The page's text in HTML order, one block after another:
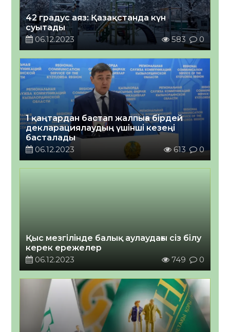
42 градус аяз: Қазақстанда күн
суытады
06.12.2023
583 0
1 қаңтардан бастап жалпыға бірдей
декларациялаудың үшінші кезеңі
басталады
06.12.2023
613 0
Қыс мезгілінде балық аулаудағы сіз білу
керек ережелер
06.12.2023
749 0